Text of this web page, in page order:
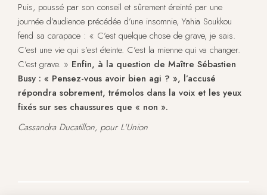
Puis, poussé par son conseil et sûrement éreinté par une
journée d’audience précédée d’une insomnie, Yahia Soukkou
fend sa carapace : « C’est quelque chose de grave, je sais.
C’est une vie qui s’est éteinte. C’est la mienne qui va changer.
C’est grave. » Enfin, à la question de Maître Sébastien
Busy : « Pensez-vous avoir bien agi ? », l’accusé
répondra sobrement, trémolos dans la voix et les yeux
fixés sur ses chaussures que « non ».
Cassandra Ducatillon, pour L'Union